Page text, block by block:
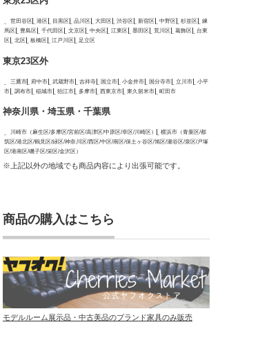
世田谷区 港区 目黒区 品川区 大田区 渋谷区 新宿区 中野区 杉並区
練
馬区
豊島区 千代田区 文京区 中央区 江東区 墨田区 荒川区 葛飾区
台東
区
北区 板橋区 江戸川区 足立区
東京23区外
三鷹市 府中市 武蔵野市 吉祥寺 国立市 小金井市 国分寺市 立川市
小平
市
調布市 稲城市 狛江市 多摩市 西東京市 東久留米市 町田市
神奈川県・埼玉県・千葉県
川崎市（麻生区/多摩区/宮前区/高津区/中原区/幸区/川崎区）
横浜市（青葉区/都
筑区/港北区/鶴見区/緑区/神奈川区/西区/中区/南区/保土ヶ谷区/旭区/瀬谷区/泉区/戸塚
区/港南区/磯子区/栄区/金沢区）
※上記以外の地域でも商品内容により出張可能です。
商品の購入はこちら
モデルルーム展示品・中古美品のブランド家具のみ販売